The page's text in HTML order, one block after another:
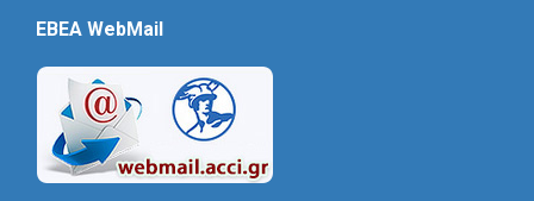
EBEA WebMail